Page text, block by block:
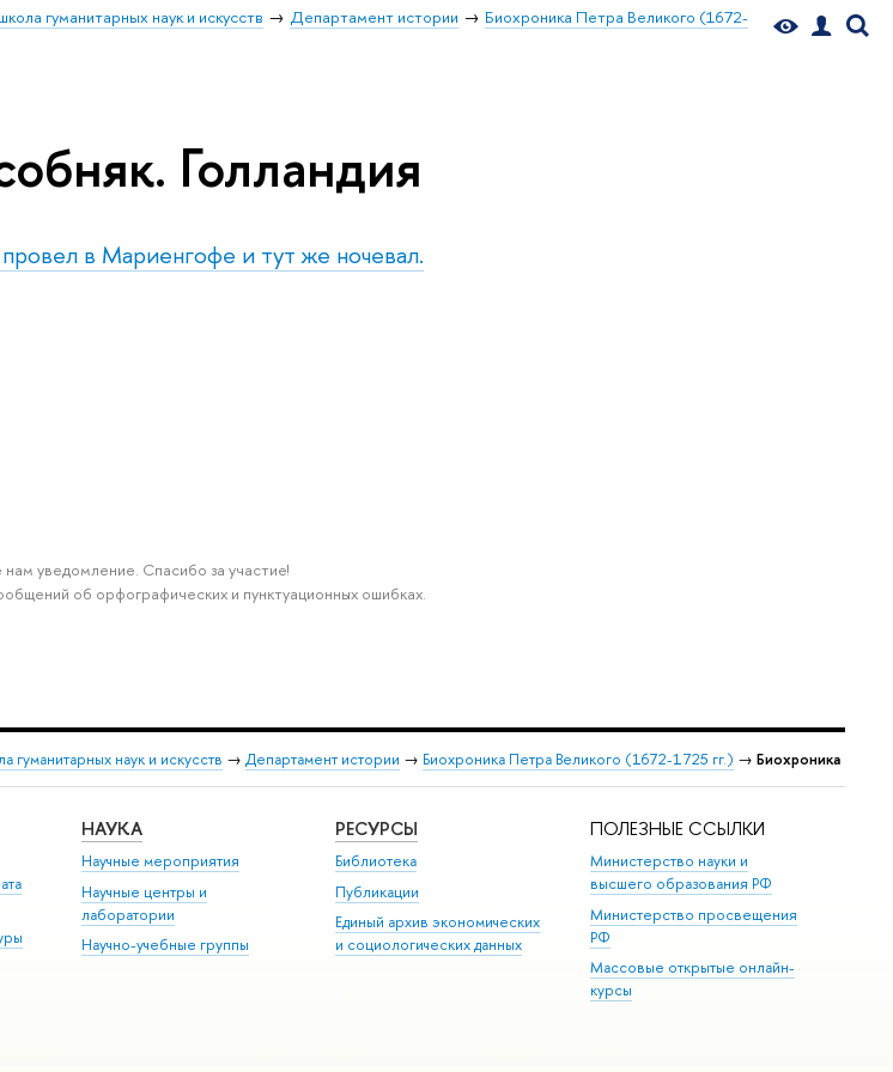
гуманитарных наук и искусств Департамент истории
Биохроника Петра Великого (1672-
Голландия
в Мариенгофе и тут же ночевал.
уведомление. Спасибо за участие!
об орфографических и пунктуационных ошибках.
гуманитарных наук и искусств → Департамент истории → Биохроника Петра Великого (1672-1725 гг.) → Биохроника
НАУКА
Научные мероприятия
Научные центры и
лаборатории
Научно-учебные группы
РЕСУРСЫ
Библиотека
Публикации
Единый архив экономических
и социологических данных
ПОЛЕЗНЫЕ ССЫЛКИ
Министерство науки и
высшего образования РФ
Министерство просвещения
РФ
Массовые открытые онлайн-
курсы